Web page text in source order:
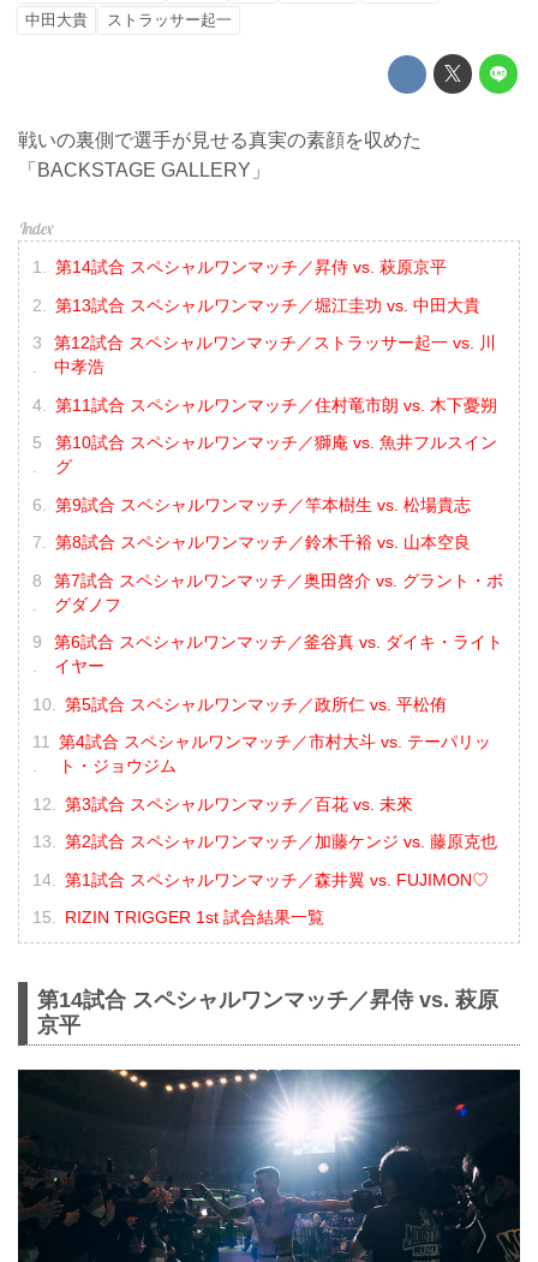
中田大貴
ストラッサー起一
戦いの裏側で選手が見せる真実の素顔を収めた
「BACKSTAGE GALLERY」
第14試合 スペシャルワンマッチ／昇侍 vs. 萩原京平
第13試合 スペシャルワンマッチ／堀江圭功 vs. 中田大貴
第12試合 スペシャルワンマッチ／ストラッサー起一 vs. 川
中孝浩
第11試合 スペシャルワンマッチ／住村竜市朗 vs. 木下憂朔
第10試合 スペシャルワンマッチ／獅庵 vs. 魚井フルスイン
グ
第9試合 スペシャルワンマッチ／竿本樹生 vs. 松場貴志
第8試合 スペシャルワンマッチ／鈴木千裕 vs. 山本空良
第7試合 スペシャルワンマッチ／奥田啓介 vs. グラント・ボ
グダノフ
第6試合 スペシャルワンマッチ／釜谷真 vs. ダイキ・ライト
イヤー
第5試合 スペシャルワンマッチ／政所仁 vs. 平松侑
第4試合 スペシャルワンマッチ／市村大斗 vs. テーパリッ
ト・ジョウジム
第3試合 スペシャルワンマッチ／百花 vs. 未來
第2試合 スペシャルワンマッチ／加藤ケンジ vs. 藤原克也
第1試合 スペシャルワンマッチ／森井翼 vs. FUJIMON♡
RIZIN TRIGGER 1st 試合結果一覧
第14試合 スペシャルワンマッチ／昇侍 vs. 萩原
京平